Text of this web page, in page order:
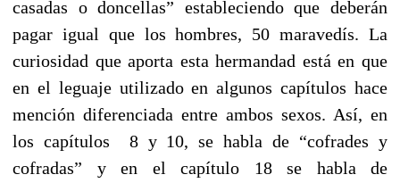
casadas o doncellas” estableciendo que deberán
pagar igual que los hombres, 50 maravedís. La
curiosidad que aporta esta hermandad está en que
en el leguaje utilizado en algunos capítulos hace
mención diferenciada entre ambos sexos. Así, en
los capítulos 8 y 10, se habla de “cofrades y
cofradas” y en el capítulo 18 se habla de